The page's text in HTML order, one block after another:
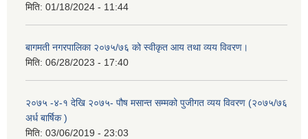
मिति: 01/18/2024 - 11:44
बागमती नगरपालिका २०७५/७६ को स्वीकृत आय तथा व्यय विवरण।
मिति: 06/28/2023 - 17:40
२०७५ -४-१ देखि २०७५- पौष मसान्त सम्मको पुजीगत व्यय विवरण (२०७५/७६
अर्ध बार्षिक )
मिति: 03/06/2019 - 23:03